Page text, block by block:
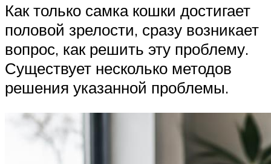
Как только самка кошки достигает
половой зрелости, сразу возникает
вопрос, как решить эту проблему.
Существует несколько методов
решения указанной проблемы.